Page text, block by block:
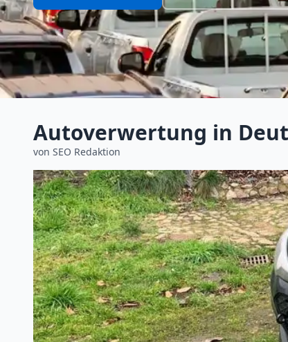
Autoverwertung in
von SEO Redaktion